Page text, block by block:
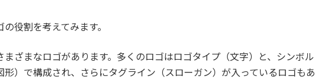
役割を考えてみます。
まざまなロゴがあります。多くのロゴはロゴタイプ（文字）と、シンボル
形）で構成され、さらにタグライン（スローガン）が入っているロゴもあ